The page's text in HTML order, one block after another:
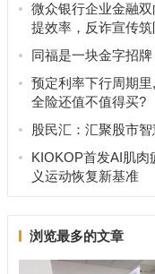
微众银行企业金融
提效率，反诈宣传筑
同福是一块金字招牌
预定利率下行周期里
全险还值不值得买?
股民汇：汇聚股市
KIOKOP首发AI肌肉
义运动恢复新基准
浏览最多的文章